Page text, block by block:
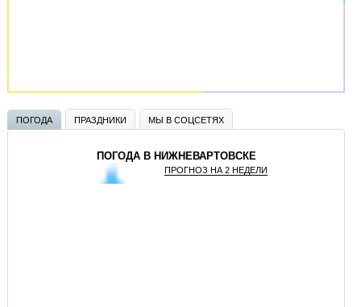
ПОГОДА ПРАЗДНИКИ МЫ В СОЦСЕТЯХ
ПОГОДА В НИЖНЕВАРТОВСКЕ
ПРОГНОЗ НА 2 НЕДЕЛИ